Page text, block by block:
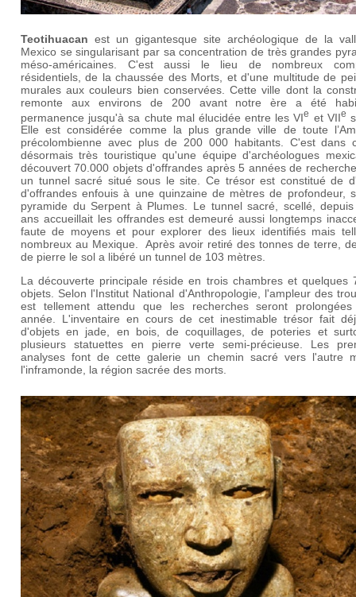
Teotihuacan est un gigantesque site archéologique de la
Mexico se singularisant par sa concentration de très grandes
méso-américaines. C'est aussi le lieu de nombreux
résidentiels, de la chaussée des Morts, et d'une multitude de
murales aux couleurs bien conservées. Cette ville dont la
remonte aux environs de 200 avant notre ère a été
permanence jusqu'à sa chute mal élucidée entre lesVIe et VIIe
Elle est considérée comme la plus grande ville de toute l’
précolombienne avec plus de 200 000 habitants. C'est dans
désormais très touristique qu'une équipe d'archéologues
découvert 70.000 objets d'offrandes après 5 années de
un tunnel sacré situé sous le site. Ce trésor est constitué de
d'offrandes enfouis à une quinzaine de mètres de profondeur,
pyramide du Serpent à Plumes. Le tunnel sacré, scellé,
ans accueillait les offrandes est demeuré aussi longtemps
faute de moyens et pour explorer des lieux identifiés mais
nombreux au Mexique. Après avoir retiré des tonnes de terre,
de pierre le sol a libéré un tunnel de 103 mètres.
La découverte principale réside en trois chambres et quelques
objets. Selon l'Institut National d'Anthropologie, l'ampleur des
est tellement attendu que les recherches seront
année. L'inventaire en cours de cet inestimable trésor fait
d'objets en jade, en bois, de coquillages, de poteries et
plusieurs statuettes en pierre verte semi-précieuse. Les
analyses font de cette galerie un chemin sacré vers l'autre
l'inframonde, la région sacrée des morts.